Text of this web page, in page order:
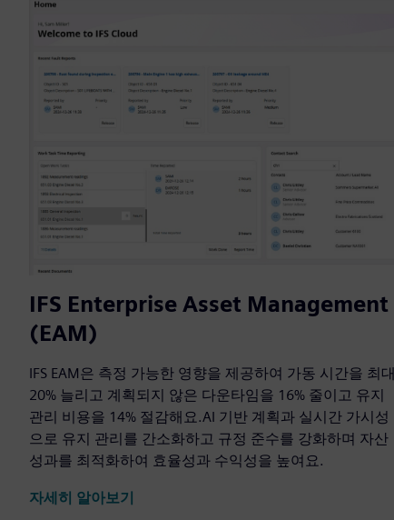
IFS Enterprise Asset Management
(EAM)
IFS EAM은 측정 가능한 영향을 제공하여 가동 시간을 최대
20% 늘리고 계획되지 않은 다운타임을 16% 줄이고 유지
관리 비용을 14% 절감해요.AI 기반 계획과 실시간 가시성
으로 유지 관리를 간소화하고 규정 준수를 강화하며 자산
성과를 최적화하여 효율성과 수익성을 높여요.
자세히 알아보기